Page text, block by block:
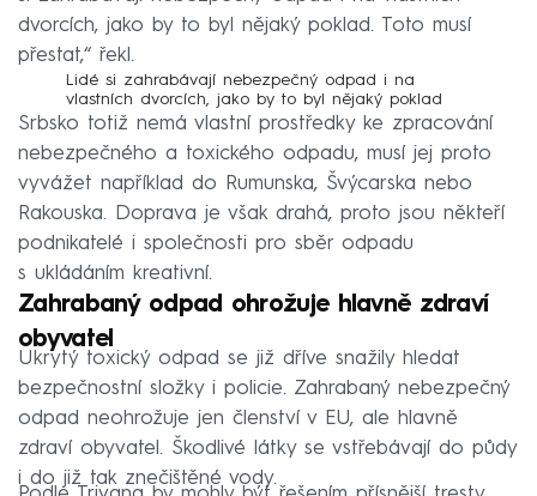
dvorcích, jako by to byl nějaký poklad. Toto musí
přestat,“ řekl.
Lidé si zahrabávají nebezpečný odpad i na
vlastních dvorcích, jako by to byl nějaký poklad
Srbsko totiž nemá vlastní prostředky ke zpracování
nebezpečného a toxického odpadu, musí jej proto
vyvážet například do Rumunska, Švýcarska nebo
Rakouska. Doprava je však drahá, proto jsou někteří
podnikatelé i společnosti pro sběr odpadu
s ukládáním kreativní.
Zahrabaný odpad ohrožuje hlavně zdraví
obyvatel
Ukrytý toxický odpad se již dříve snažily hledat
bezpečnostní složky i policie. Zahrabaný nebezpečný
odpad neohrožuje jen členství v EU, ale hlavně
zdraví obyvatel. Škodlivé látky se vstřebávají do půdy
i do již tak znečištěné vody.